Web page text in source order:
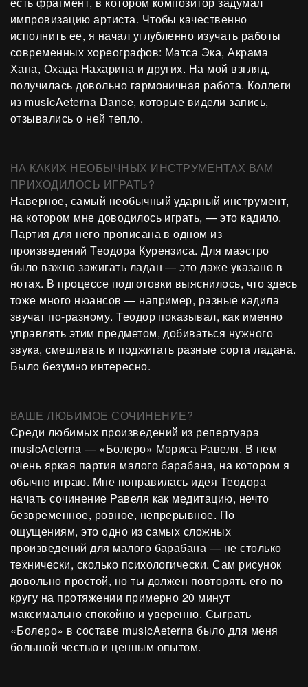
импровизацию артиста. Чтобы качественно
исполнить ее, я начал углубленно изучать работы
современных хореографов: Матса Эка, Акрама
Хана, Охада Нахарина и других. На мой взгляд,
получилась довольно гармоничная работа. Коллеги
из musicAeterna Dance, которые видели запись,
отзывались о ней тепло.
НА КАКИХ НЕОБЫЧНЫХ ИНСТРУМЕНТАХ ВАМ
ПРИХОДИЛОСЬ ИГРАТЬ?
Наверное, самый необычный ударный инструмент,
на котором мне доводилось играть, — это кадило.
Партия для него прописана в одном из
произведений Теодора Курензиса. Для маэстро
было важно зажигать ладан — это даже указано в
нотах. В процессе подготовки выяснилось, что здесь
тоже много нюансов — например, разные кадила
звучат по-разному. Теодор показывал, как именно
управлять этим предметом, добиваться нужного
звука, смешивать и поджигать разные сорта ладана.
Было безумно интересно.
ВАШЕ ЛЮБИМОЕ СОЧИНЕНИЕ?
Среди любимых произведений из репертуара
musicAeterna — «Болеро» Мориса Равеля. В нем
очень яркая партия малого барабана, на котором я
обычно играю. Мне понравилась идея Теодора
начать сочинение Равеля как медитацию, нечто
безвременное, ровное, непрерывное. По
ощущениям, это одно из самых сложных
произведений для малого барабана — не столько
технически, сколько психологически. Сам рисунок
довольно простой, но ты должен повторять его по
кругу на протяжении примерно 20 минут
максимально спокойно и уверенно. Сыграть
«Болеро» в составе musicAeterna было для меня
большой честью и ценным опытом.